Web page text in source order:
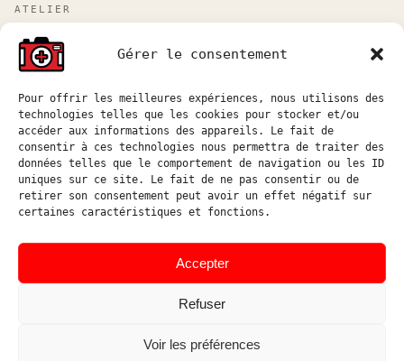
Gérer le consentement
Pour offrir les meilleures expériences, nous utilisons des
technologies telles que les cookies pour stocker et/ou
accéder aux informations des appareils. Le fait de
consentir à ces technologies nous permettra de traiter des
données telles que le comportement de navigation ou les ID
uniques sur ce site. Le fait de ne pas consentir ou de
retirer son consentement peut avoir un effet négatif sur
certaines caractéristiques et fonctions.
Accepter
Refuser
Voir les préférences
ATELIER
Atelier sur rendez-vous entre Marseille et Aix-en-
Provence.
atelier@hostophoto.fr
À propos de l’atelier
Déposer une demande de devis
Accéder au suivi atelier